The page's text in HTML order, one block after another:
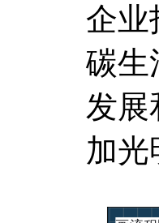
企业
碳生
发展
加光